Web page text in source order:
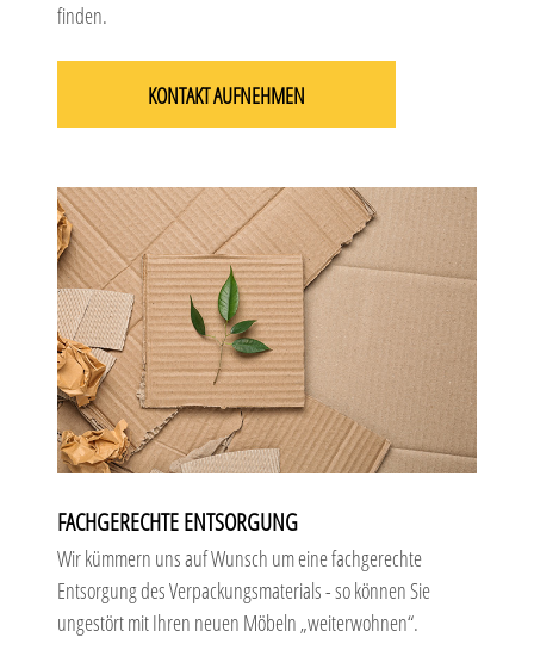
finden.
KONTAKT AUFNEHMEN
FACHGERECHTE ENTSORGUNG
Wir kümmern uns auf Wunsch um eine fachgerechte
Entsorgung des Verpackungsmaterials - so können Sie
ungestört mit Ihren neuen Möbeln „weiterwohnen“.